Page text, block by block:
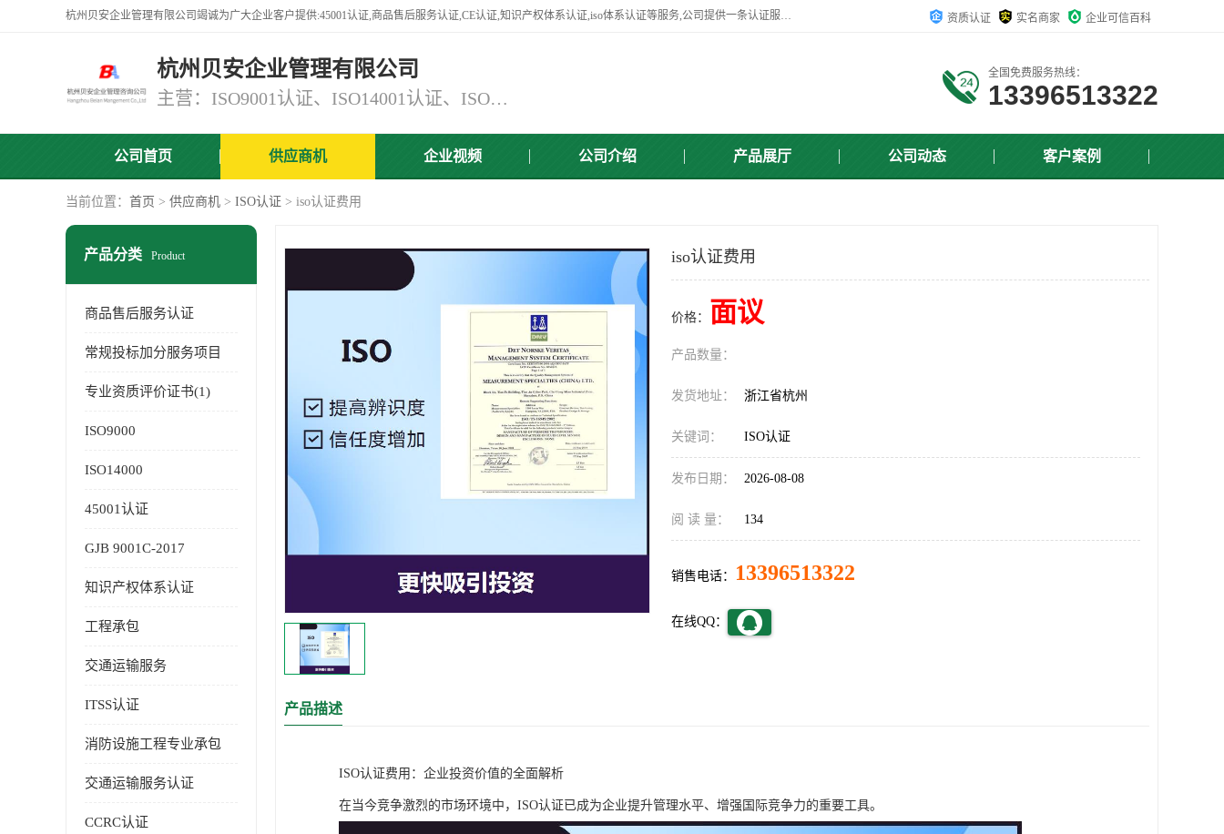
杭州贝安企业管理有限公司竭诚为广大企业客户提供:45001认证,商品售后服务认证,CE认证,知识产权体系认证,iso体系认证等服务,公司提供一条认证服务,方便快捷. 资质认证 实名商家 企业可信百科
杭州贝安企业管理有限公司
主营：ISO9001认证、ISO14001认证、ISO认证、ISO22000认证、ISO/TS16949认证,FSC森林认证
全国免费服务热线：
13396513322
公司首页 供应商机 企业视频 公司介绍 产品展厅 公司动态 客户案例
当前位置： 首页 > 供应商机 > ISO认证 > iso认证费用
产品分类 Product
商品售后服务认证
常规投标加分服务项目
专业资质评价证书(1)
ISO9000
ISO14000
45001认证
GJB 9001C-2017
知识产权体系认证
工程承包
交通运输服务
ITSS认证
消防设施工程专业承包
交通运输服务认证
CCRC认证
iso认证费用
价格： 面议
产品数量：
发货地址： 浙江省杭州
关键词： ISO认证
发布日期： 2026-08-08
阅 读 量： 134
销售电话： 13396513322
在线QQ：
产品描述
ISO认证费用：企业投资价值的全面解析
在当今竞争激烈的市场环境中，ISO认证已成为企业提升管理水平、增强国际竞争力的重要工具。